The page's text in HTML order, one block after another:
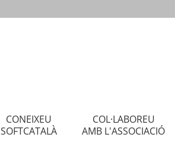
CONEIXEU
SOFTCATALÀ
COL·LABOREU
AMB L'ASSOCIACIÓ